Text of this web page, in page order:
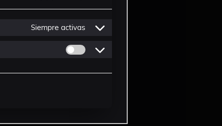
Siempre activas
Permitir cookies de Personalizacion